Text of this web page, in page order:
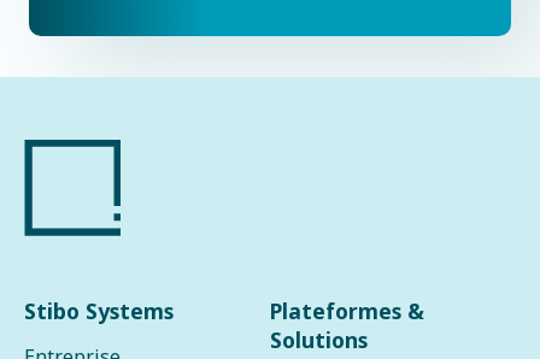
Stibo Systems
Plateformes &
Solutions